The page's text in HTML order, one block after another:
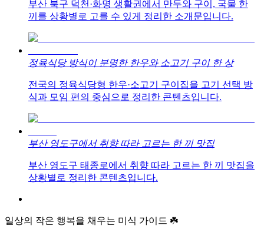
부산 북구 덕천·화명 생활권에서 만두와 구이, 국물 한
끼를 상황별로 고를 수 있게 정리한 소개문입니다.
정육식당 방식이 분명한 한우와 소고기 구이 한 상
전국의 정육식당형 한우·소고기 구이집을 고기 선택 방
식과 모임 편의 중심으로 정리한 콘텐츠입니다.
부산 영도구에서 취향 따라 고르는 한 끼 맛집
부산 영도구 태종로에서 취향 따라 고르는 한 끼 맛집을
상황별로 정리한 콘텐츠입니다.
일상의 작은 행복을 채우는 미식 가이드 ☘️